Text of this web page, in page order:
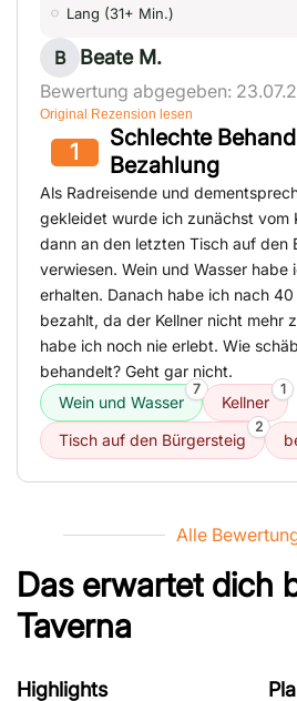
Lang (31+ Min.)
B Beate M.
Bewertung abgegeben:
Original Rezension lesen
1
Schlechte
Bezahlung
Als Radreisende und
gekleidet wurde ich zunächst vom
dann an den letzten Tisch auf den
verwiesen. Wein und Wasser habe
erhalten. Danach habe ich nach
bezahlt, da der Kellner nicht mehr
habe ich noch nie erlebt. Wie
behandelt? Geht gar nicht.
Wein und Wasser
7
Kellner
1
Tisch auf den Bürgersteig
2
Alle
Das erwartet dich
Taverna
Highlights